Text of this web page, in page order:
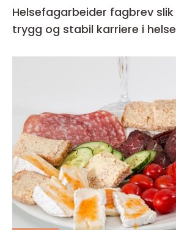
Helsefagarbeider fagbrev slik bygger du en
trygg og stabil karriere i helse